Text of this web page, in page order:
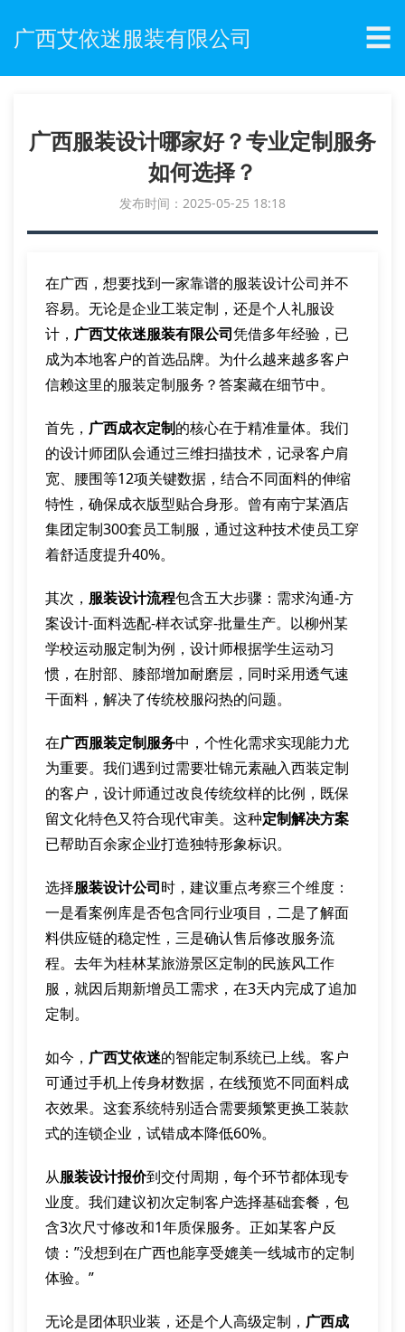
广西艾依迷服装有限公司 ☰
广西服装设计哪家好？专业定制服务
如何选择？
发布时间：2025-05-25 18:18
在广西，想要找到一家靠谱的服装设计公司并不
容易。无论是企业工装定制，还是个人礼服设
计， 广西艾依迷服装有限公司凭借多年经验，已
成为本地客户的首选品牌。为什么越来越多客户
信赖这里的服装定制服务？答案藏在细节中。
首先， 广西成衣定制的核心在于精准量体。我们
的设计师团队会通过三维扫描技术，记录客户肩
宽、腰围等12项关键数据，结合不同面料的伸缩
特性，确保成衣版型贴合身形。曾有南宁某酒店
集团定制300套员工制服，通过这种技术使员工穿
着舒适度提升40%。
其次， 服装设计流程包含五大步骤：需求沟通-方
案设计-面料选配-样衣试穿-批量生产。以柳州某
学校运动服定制为例，设计师根据学生运动习
惯，在肘部、膝部增加耐磨层，同时采用透气速
干面料，解决了传统校服闷热的问题。
在广西服装定制服务中，个性化需求实现能力尤
为重要。我们遇到过需要壮锦元素融入西装定制
的客户，设计师通过改良传统纹样的比例，既保
留文化特色又符合现代审美。这种定制解决方案
已帮助百余家企业打造独特形象标识。
选择服装设计公司时，建议重点考察三个维度：
一是看案例库是否包含同行业项目，二是了解面
料供应链的稳定性，三是确认售后修改服务流
程。去年为桂林某旅游景区定制的民族风工作
服，就因后期新增员工需求，在3天内完成了追加
定制。
如今， 广西艾依迷的智能定制系统已上线。客户
可通过手机上传身材数据，在线预览不同面料成
衣效果。这套系统特别适合需要频繁更换工装款
式的连锁企业，试错成本降低60%。
从服装设计报价到交付周期，每个环节都体现专
业度。我们建议初次定制客户选择基础套餐，包
含3次尺寸修改和1年质保服务。正如某客户反
馈：”没想到在广西也能享受媲美一线城市的定制
体验。”
无论是团体职业装，还是个人高级定制， 广西成